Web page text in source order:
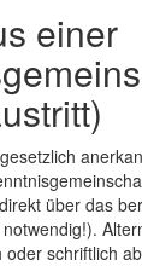
einer
über das
oder schriftlich